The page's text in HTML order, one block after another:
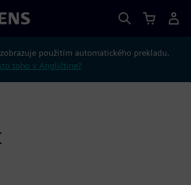
použitím automatického prekladu.
toho v Angličtine?